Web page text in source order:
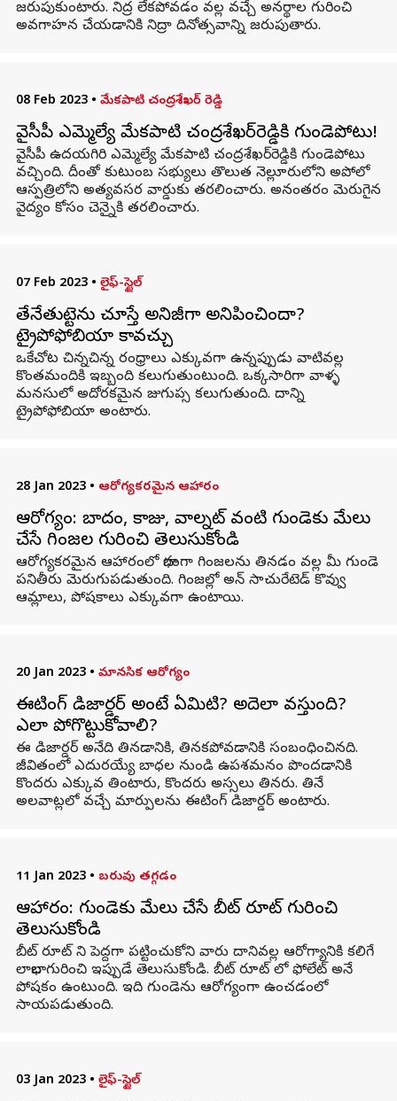
జరుపుకుంటారు. నిద్ర లేకపోవడం వల్ల వచ్చే అనర్థాల గురించి
అవగాహన చేయడానికి నిద్రా దినోత్సవాన్ని జరుపుతారు.
08 Feb 2023 • మేకపాటి చంద్రశేఖర్ రెడ్డి
వైసీపీ ఎమ్మెల్యే మేకపాటి చంద్రశేఖర్‌రెడ్డికి గుండెపోటు!
వైసీపీ ఉదయగిరి ఎమ్మెల్యే మేకపాటి చంద్రశేఖర్‌రెడ్డికి గుండెపోటు
వచ్చింది. దీంతో కుటుంబ సభ్యులు తొలుత నెల్లూరులోని అపోలో
ఆస్పత్రిలోని అత్యవసర వార్డుకు తరలించారు. అనంతరం మెరుగైన
వైద్యం కోసం చెన్నైకి తరలించారు.
07 Feb 2023 • లైఫ్-స్టైల్
తేనేతుట్టెను చూస్తే అనిజీగా అనిపించిందా?
ట్రైపోఫోబియా కావచ్చు
ఒకేచోట చిన్నచిన్న రంధ్రాలు ఎక్కువగా ఉన్నప్పుడు వాటివల్ల
కొంతమందికి ఇబ్బంది కలుగుతుంటుంది. ఒక్కసారిగా వాళ్ళ
మనసులో అదోరకమైన జుగుప్స కలుగుతుంది. దాన్ని
ట్రైపోఫోబియా అంటారు.
28 Jan 2023 • ఆరోగ్యకరమైన ఆహారం
ఆరోగ్యం: బాదం, కాజు, వాల్నట్ వంటి గుండెకు మేలు
చేసే గింజల గురించి తెలుసుకోండి
ఆరోగ్యకరమైన ఆహారంలో భాగంగా గింజలను తినడం వల్ల మీ గుండె
పనితీరు మెరుగుపడుతుంది. గింజల్లో అన్ సాచురేటెడ్ కొవ్వు
ఆమ్లాలు, పోషకాలు ఎక్కువగా ఉంటాయి.
20 Jan 2023 • మానసిక ఆరోగ్యం
ఈటింగ్ డిజార్డర్ అంటే ఏమిటి? అదెలా వస్తుంది?
ఎలా పోగొట్టుకోవాలి?
ఈ డిజార్డర్ అనేది తినడానికి, తినకపోవడానికి సంబంధించినది.
జీవితంలో ఎదురయ్యే బాధల నుండి ఉపశమనం పొందడానికి
కొందరు ఎక్కువ తింటారు, కొందరు అస్సలు తినరు. తినే
అలవాట్లలో వచ్చే మార్పులను ఈటింగ్ డిజార్డర్ అంటారు.
11 Jan 2023 • బరువు తగ్గడం
ఆహారం: గుండెకు మేలు చేసే బీట్ రూట్ గురించి
తెలుసుకోండి
బీట్ రూట్ ని పెద్దగా పట్టించుకోని వారు దానివల్ల ఆరోగ్యానికి కలిగే
లాభాల గురించి ఇప్పుడే తెలుసుకోండి. బీట్ రూట్ లో ఫోలేట్ అనే
పోషకం ఉంటుంది. ఇది గుండెను ఆరోగ్యంగా ఉంచడంలో
సాయపడుతుంది.
03 Jan 2023 • లైఫ్-స్టైల్